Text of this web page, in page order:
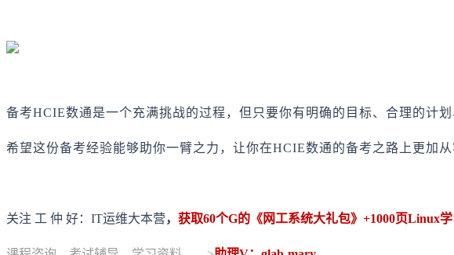
备考HCIE数通是一个充满挑战的过程，但只要你有明确的目标、合理的计
希望这份备考经验能够助你一臂之力，让你在HCIE数通的备考之路上更加从
关注 工 仲 好：IT运维大本营， 获取60个G的《网工系统大礼包》+1000页Linux